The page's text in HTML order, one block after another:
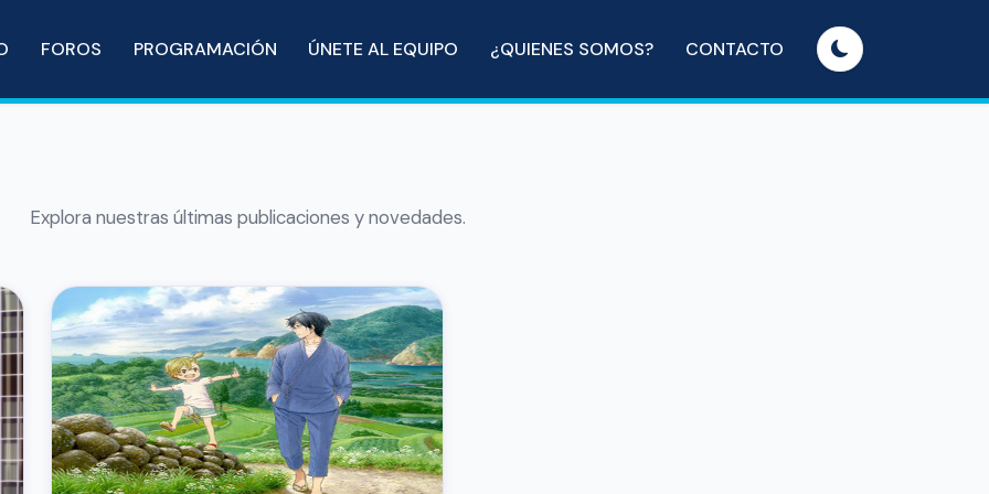
FOROS PROGRAMACIÓN ÚNETE AL EQUIPO ¿QUIENES SOMOS? CONTACTO
Explora nuestras últimas publicaciones y novedades.